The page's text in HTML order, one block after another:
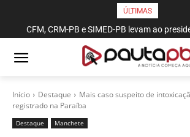
ÚLTIMAS
CFM, CRM-PB e SIMED-PB levam ao
pautas sobre proficiência médica, piso
profissionais de saúde
Início Destaque
Mais caso suspeito de
registrado na Paraíba
Destaque Manchete